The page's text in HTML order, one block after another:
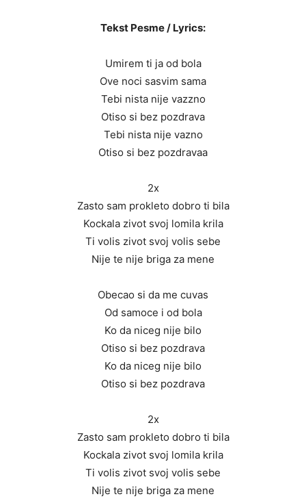
Tekst Pesme / Lyrics:
Umirem ti ja od bola
Ove noci sasvim sama
Tebi nista nije vazzno
Otiso si bez pozdrava
Tebi nista nije vazno
Otiso si bez pozdravaa
2x
Zasto sam prokleto dobro ti bila
Kockala zivot svoj lomila krila
Ti volis zivot svoj volis sebe
Nije te nije briga za mene
Obecao si da me cuvas
Od samoce i od bola
Ko da niceg nije bilo
Otiso si bez pozdrava
Ko da niceg nije bilo
Otiso si bez pozdrava
2x
Zasto sam prokleto dobro ti bila
Kockala zivot svoj lomila krila
Ti volis zivot svoj volis sebe
Nije te nije briga za mene